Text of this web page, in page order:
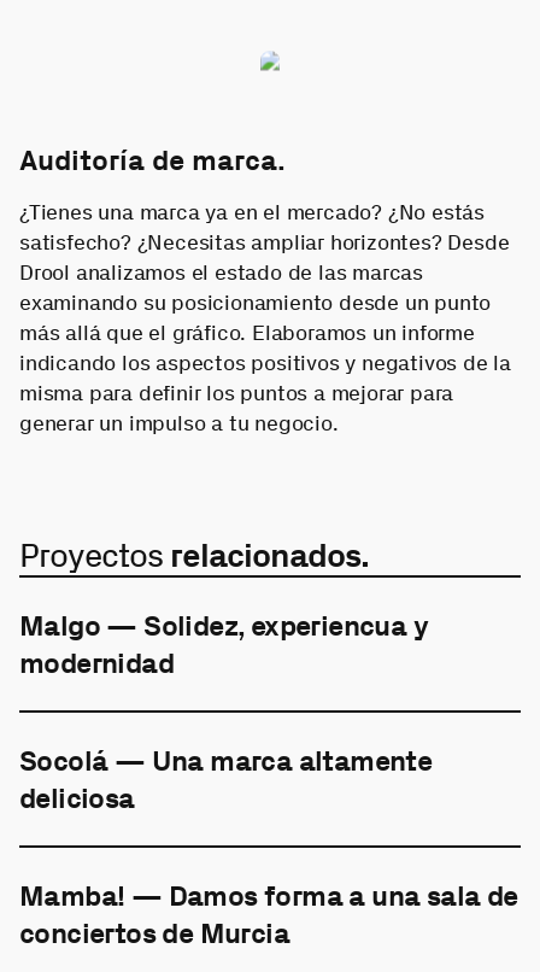
Auditoría de marca.
¿Tienes una marca ya en el mercado? ¿No estás
satisfecho? ¿Necesitas ampliar horizontes? Desde
Drool analizamos el estado de las marcas
examinando su posicionamiento desde un punto
más allá que el gráfico. Elaboramos un informe
indicando los aspectos positivos y negativos de la
misma para definir los puntos a mejorar para
generar un impulso a tu negocio.
Proyectos relacionados.
Malgo — Solidez, experiencua y
modernidad
Socolá — Una marca altamente
deliciosa
Mamba! — Damos forma a una sala de
conciertos de Murcia